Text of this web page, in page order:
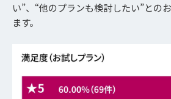
い”、“他のプランも検討したい”との
ます。